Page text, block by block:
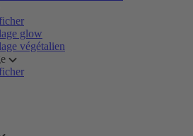
glow
végétalien